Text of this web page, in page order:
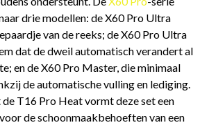
drie modellen: de X60 Pro Ultra
van de reeks; de X60 Pro Ultra
dat de dweil automatisch verandert al
en de X60 Pro Master, die minimaal
de automatische vulling en lediging.
T16 Pro Heat vormt deze set een
de schoonmaakbehoeften van een